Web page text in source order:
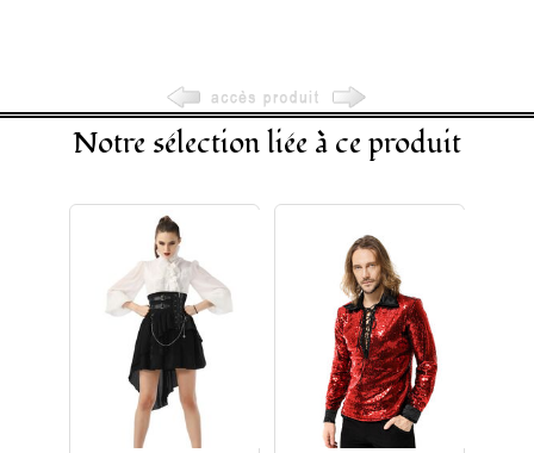
Notre sélection liée à ce produit